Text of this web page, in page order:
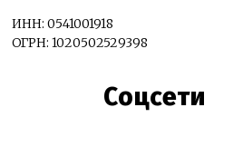
ИНН: 0541001918
ОГРН: 1020502529398
Соцсети